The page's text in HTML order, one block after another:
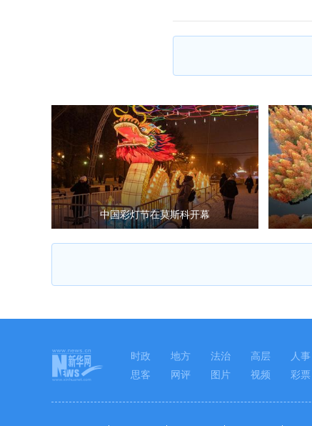
中国彩灯节在莫斯科开幕
时政 地方 法治 高层 人事
思客
网评 图片 视频 彩票